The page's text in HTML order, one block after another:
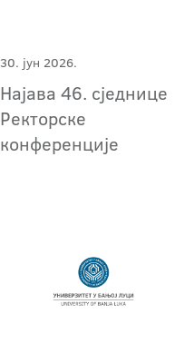
30. јун 2026.
Најава 46. сједнице
Ректорске
конференције